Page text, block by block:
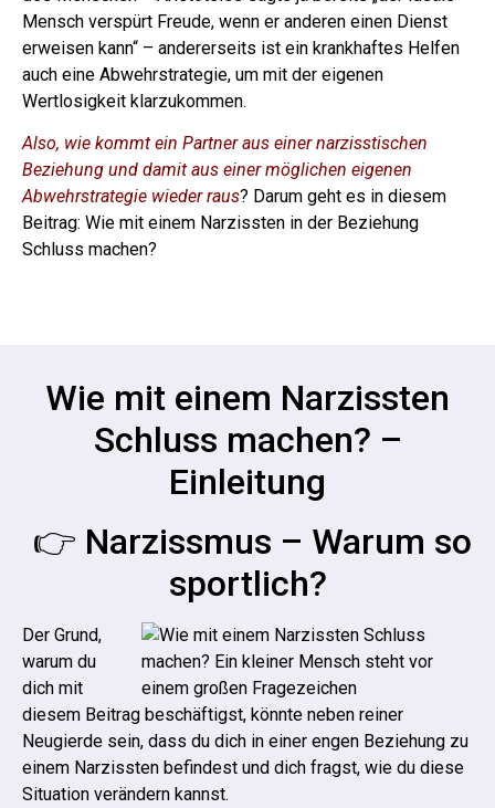
Mensch verspürt Freude, wenn er anderen einen Dienst
erweisen kann“ – andererseits ist ein krankhaftes Helfen
auch eine Abwehrstrategie, um mit der eigenen
Wertlosigkeit klarzukommen.
Also, wie kommt ein Partner aus einer narzisstischen
Beziehung und damit aus einer möglichen eigenen
Abwehrstrategie wieder raus? Darum geht es in diesem
Beitrag: Wie mit einem Narzissten in der Beziehung
Schluss machen?
Wie mit einem Narzissten
Schluss machen? –
Einleitung
👉 Narzissmus – Warum so
sportlich?
Der Grund,
warum du
dich mit
diesem Beitrag beschäftigst, könnte neben reiner
Neugierde sein, dass du dich in einer engen Beziehung zu
einem Narzissten befindest und dich fragst, wie du diese
Situation verändern kannst.